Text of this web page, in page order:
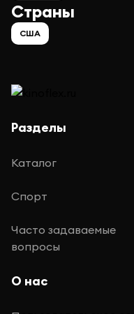
Страны
США
Разделы
Каталог
Спорт
Часто задаваемые
вопросы
О нас